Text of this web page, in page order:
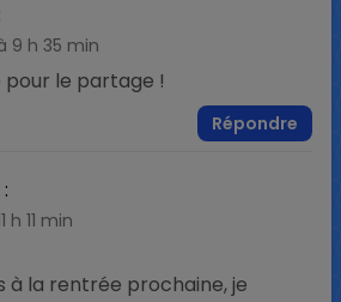
9 h 35 min
le partage !
Répondre
h 11 min
à la rentrée prochaine, je